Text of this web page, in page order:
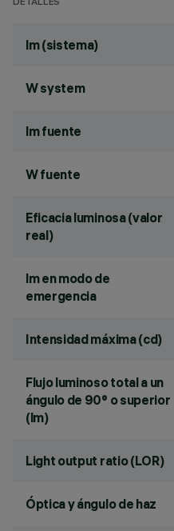
DETALLES
lm (sistema)
W system
lm fuente
W fuente
Eficacia luminosa (valor
real)
lm en modo de
emergencia
Intensidad máxima (cd)
Flujo luminoso total a un
ángulo de 90° o superior
(lm)
Light output ratio (LOR)
Óptica y ángulo de haz